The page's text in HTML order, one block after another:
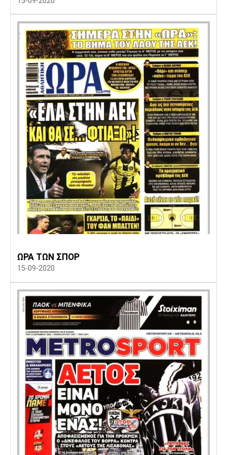
Λίβερπουλ
Σίτι
Ίντερ Μίλαν Μπάγερν
Μπορούσια
Ντόρτμουντ
Παρί Σεν
Ζερμέν
Μαρσέιγ
Μονακό
Ερυθρός
Αστέρας
Τότεναμ
ΩΡΑ ΤΩΝ ΣΠΟΡ
15-09-2020